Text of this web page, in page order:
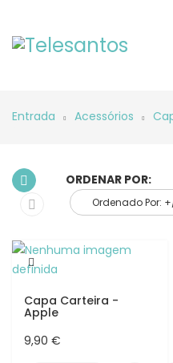
Entrada Acessórios
ORDENAR POR:
Ordenado Por:
Capa Carteira -
Apple
9,90 €